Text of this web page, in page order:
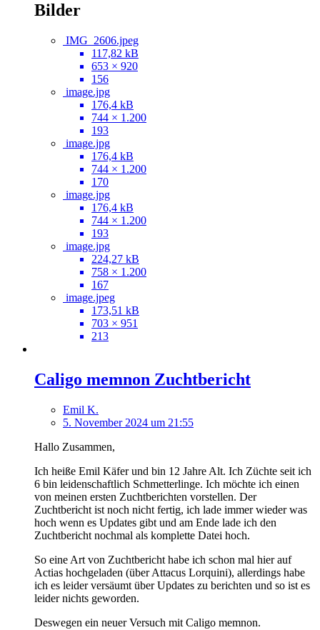
Bilder
IMG_2606.jpeg
117,82 kB
653 × 920
156
image.jpg
176,4 kB
744 × 1.200
193
image.jpg
176,4 kB
744 × 1.200
170
image.jpg
176,4 kB
744 × 1.200
193
image.jpg
224,27 kB
758 × 1.200
167
image.jpeg
173,51 kB
703 × 951
213
Caligo memnon Zuchtbericht
Emil K.
5. November 2024 um 21:55
Hallo Zusammen,
Ich heiße Emil Käfer und bin 12 Jahre Alt. Ich Züchte seit ich
6 bin leidenschaftlich Schmetterlinge. Ich möchte ich einen
von meinen ersten Zuchtberichten vorstellen. Der
Zuchtbericht ist noch nicht fertig, ich lade immer wieder was
hoch wenn es Updates gibt und am Ende lade ich den
Zuchtbericht nochmal als komplette Datei hoch.
So eine Art von Zuchtbericht habe ich schon mal hier auf
Actias hochgeladen (über Attacus Lorquini), allerdings habe
ich es leider versäumt über Updates zu berichten und so ist es
leider nichts geworden.
Deswegen ein neuer Versuch mit Caligo memnon.